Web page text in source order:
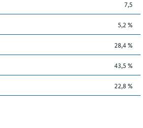
7,5
5,2 %
28,4 %
43,5 %
22,8 %